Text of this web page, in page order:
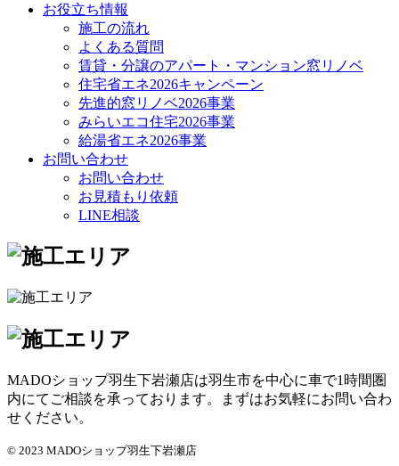
お役立ち情報
施工の流れ
よくある質問
賃貸・分譲のアパート・マンション窓リノベ
住宅省エネ2026キャンペーン
先進的窓リノベ2026事業
みらいエコ住宅2026事業
給湯省エネ2026事業
お問い合わせ
お問い合わせ
お見積もり依頼
LINE相談
MADOショップ羽生下岩瀬店は羽生市を中心に車で1時間圏
内にてご相談を承っております。まずはお気軽にお問い合わ
せください。
© 2023 MADOショップ羽生下岩瀬店